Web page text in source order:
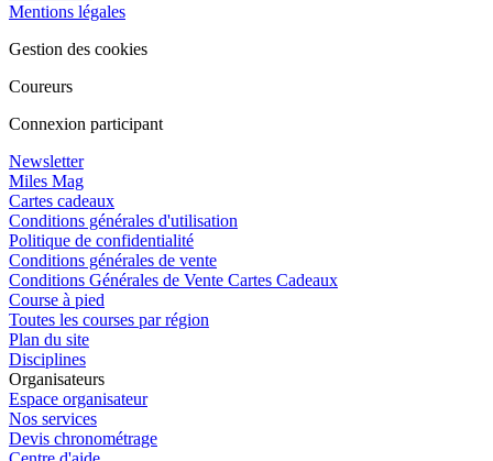
Mentions légales
Gestion des cookies
Coureurs
Connexion participant
Newsletter
Miles Mag
Cartes cadeaux
Conditions générales d'utilisation
Politique de confidentialité
Conditions générales de vente
Conditions Générales de Vente Cartes Cadeaux
Course à pied
Toutes les courses par région
Plan du site
Disciplines
Organisateurs
Espace organisateur
Nos services
Devis chronométrage